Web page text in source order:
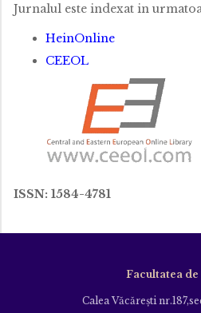
Jurnalul este indexat in
HeinOnline
CEEOL
ISSN: 1584-4781
Facultatea
Calea Văcăreşti